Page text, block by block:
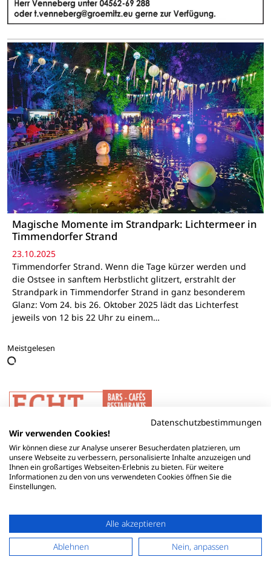
Magische Momente im Strandpark: Lichtermeer in
Timmendorfer Strand
23.10.2025
Timmendorfer Strand. Wenn die Tage kürzer werden und
die Ostsee in sanftem Herbstlicht glitzert, erstrahlt der
Strandpark in Timmendorfer Strand in ganz besonderem
Glanz: Vom 24. bis 26. Oktober 2025 lädt das Lichterfest
jeweils von 12 bis 22 Uhr zu einem…
Meistgelesen
Datenschutzbestimmungen
Wir verwenden Cookies!
Wir können diese zur Analyse unserer Besucherdaten platzieren, um
unsere Webseite zu verbessern, personalisierte Inhalte anzuzeigen und
Ihnen ein großartiges Webseiten-Erlebnis zu bieten. Für weitere
Informationen zu den von uns verwendeten Cookies öffnen Sie die
Einstellungen.
Alle akzeptieren
Ablehnen
Nein, anpassen